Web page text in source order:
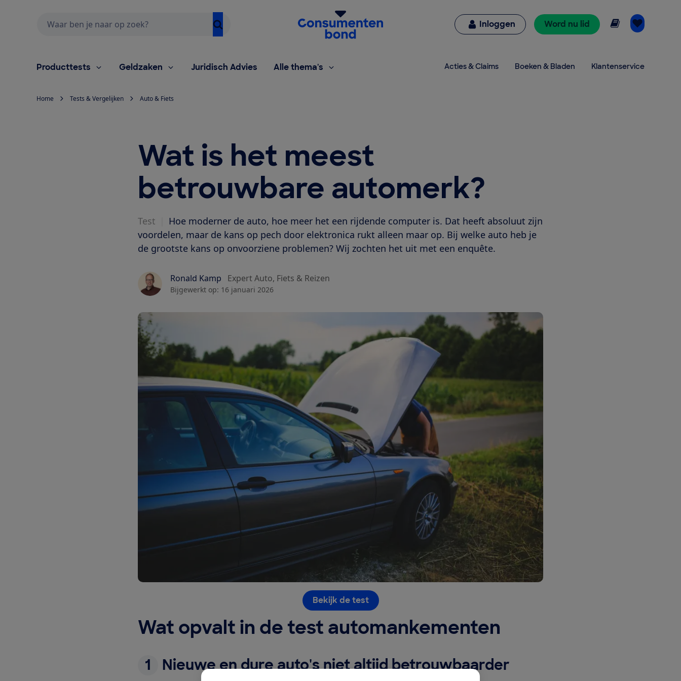
Homepage van de Consumentenbond
Inloggen Word nu lid Online lezen
Producttests Geldzaken Juridisch Advies Alle thema's Acties & Claims Boeken & Bladen Klantenservice
Home Tests & Vergelijken Auto & Fiets
Wat is het meest
betrouwbare automerk?
Test
Hoe moderner de auto, hoe meer het een rijdende computer is. Dat heeft absoluut zijn
voordelen, maar de kans op pech door elektronica rukt alleen maar op. Bij welke auto heb je
de grootste kans op onvoorziene problemen? Wij zochten het uit met een enquête.
Ronald Kamp Expert Auto, Fiets & Reizen
Bijgewerkt op: 16 januari 2026
Bekijk de test
Wat opvalt in de test automankementen
1 Nieuwe en dure auto's niet altijd betrouwbaarder